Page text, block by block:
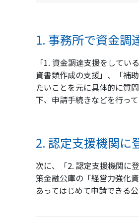
1. 事務所で資金調
「1. 資金調達支援をして
資書類作成の支援」、「補
たいことを元に具体的に質
下、申請手続きなどを行って
2. 認定支援機関に
次に、「2. 認定支援機関に
策金融公庫の「経営力強化
あってはじめて申請できる